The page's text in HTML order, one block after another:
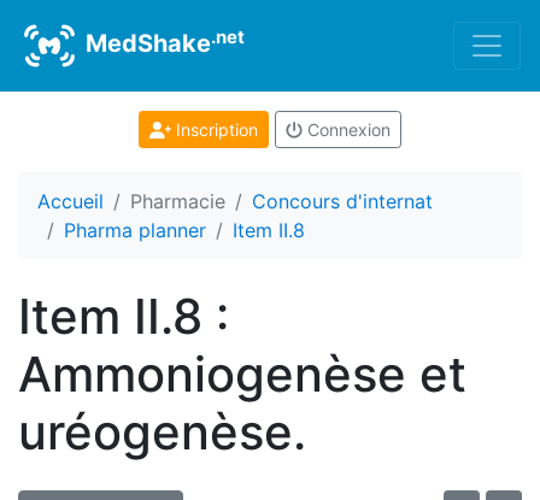
MedShake.net
Inscription Connexion
Accueil Pharmacie
Concours d'internat
Pharma planner
Item II.8
Item II.8 :
Ammoniogenèse et
uréogenèse.